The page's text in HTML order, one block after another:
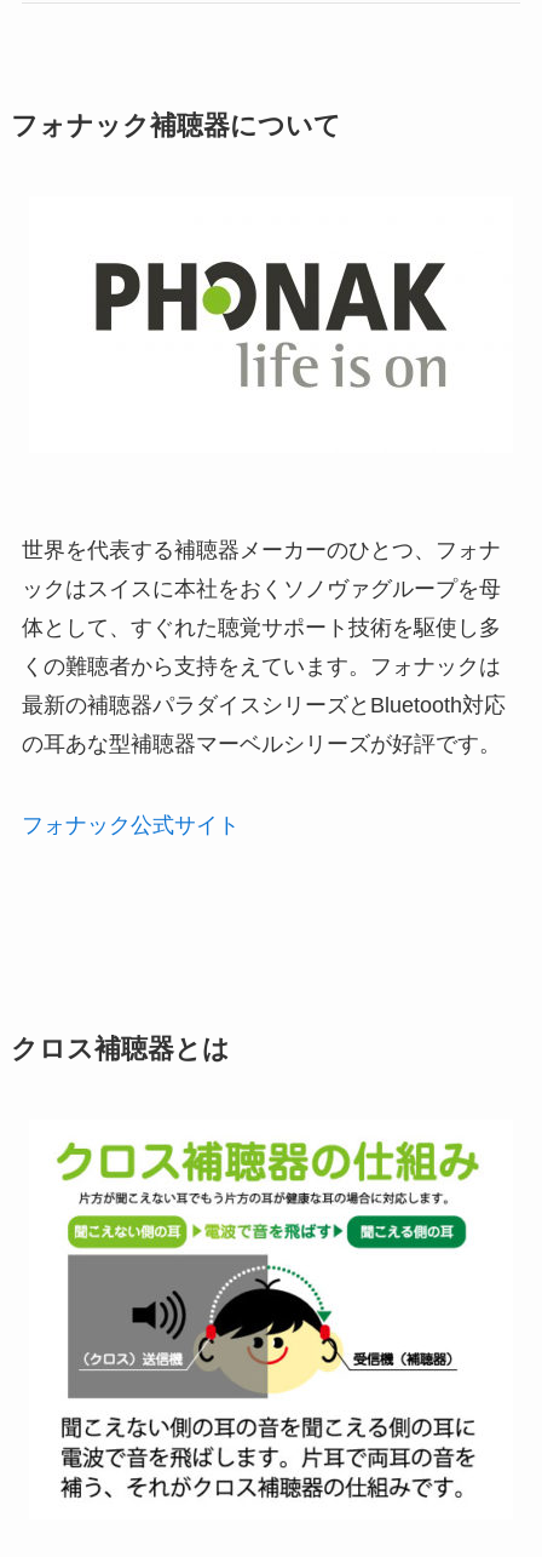
フォナック補聴器について
世界を代表する補聴器メーカーのひとつ、フォナ
ックはスイスに本社をおくソノヴァグループを母
体として、すぐれた聴覚サポート技術を駆使し多
くの難聴者から支持をえています。フォナックは
最新の補聴器パラダイスシリーズとBluetooth対応
の耳あな型補聴器マーベルシリーズが好評です。
フォナック公式サイト
クロス補聴器とは